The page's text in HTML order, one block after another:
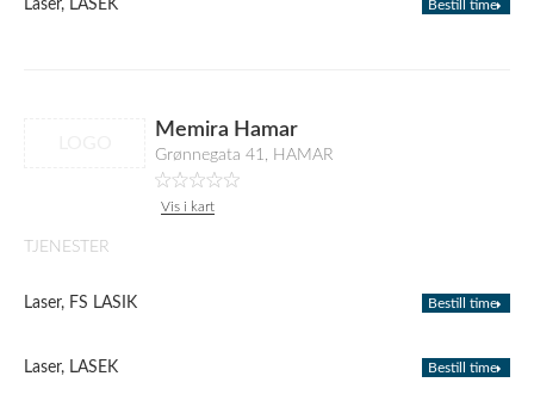
Laser, LASEK Bestill time
Memira Hamar
Grønnegata 41, HAMAR
Vis i kart
TJENESTER
Laser, FS LASIK Bestill time
Laser, LASEK Bestill time